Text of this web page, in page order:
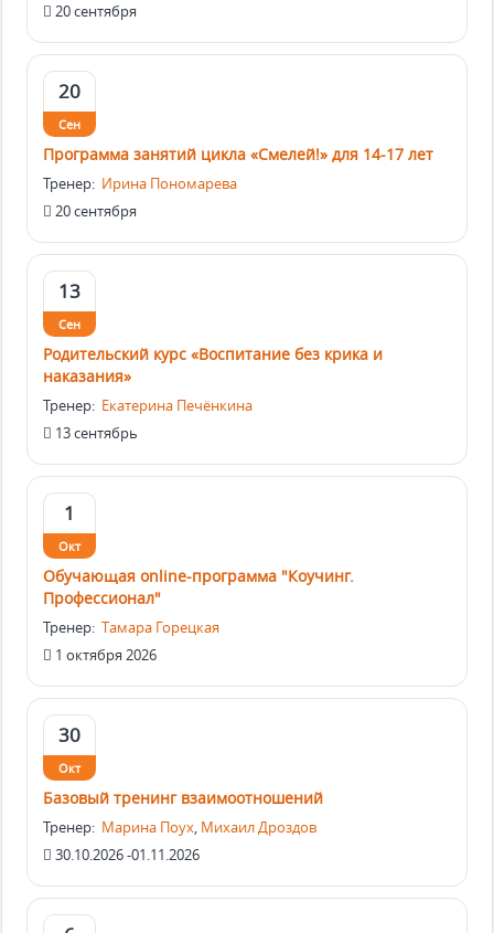
20 сентября
20
Сен
Программа занятий цикла «Смелей!» для 14-17 лет
Тренер: Ирина Пономарева
20 сентября
13
Сен
Родительский курс «Воспитание без крика и
наказания»
Тренер: Екатерина Печёнкина
13 сентябрь
1
Окт
Обучающая online-программа "Коучинг.
Профессионал"
Тренер: Тамара Горецкая
1 октября 2026
30
Окт
Базовый тренинг взаимоотношений
Тренер: Марина Поух, Михаил Дроздов
30.10.2026 -01.11.2026